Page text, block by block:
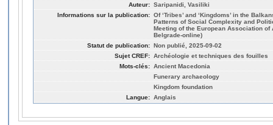
Auteur: Saripanidi, Vasiliki
Informations sur la publication: Of ‘Tribes’ and ‘Kingdoms’ in the
Patterns of Social Complexity and
Meeting of the European Association
Belgrade-online)
Statut de publication: Non publié, 2025-09-02
Sujet CREF: Archéologie et techniques des fouilles
Mots-clés: Ancient Macedonia
Funerary archaeology
Kingdom foundation
Langue: Anglais